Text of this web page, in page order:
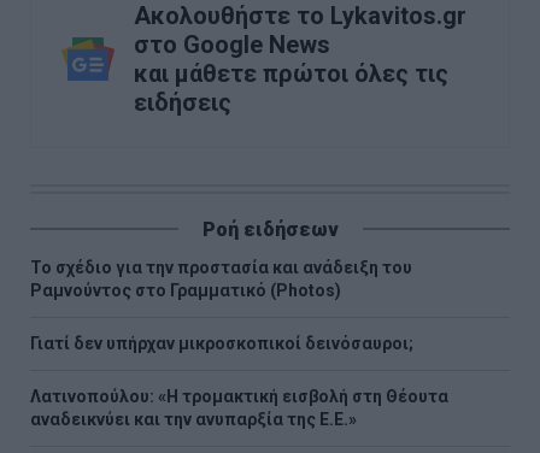
Ακολουθήστε το Lykavitos.gr
στο Google News
και μάθετε πρώτοι όλες τις
ειδήσεις
Ροή ειδήσεων
Το σχέδιο για την προστασία και ανάδειξη του
Ραμνούντος στο Γραμματικό (Photos)
Γιατί δεν υπήρχαν μικροσκοπικοί δεινόσαυροι;
Λατινοπούλου: «Η τρομακτική εισβολή στη Θέουτα
αναδεικνύει και την ανυπαρξία της Ε.Ε.»